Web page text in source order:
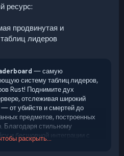
ресурс:
продвинутая и
лидеров
— самую
систему таблиц лидеров,
Rust! Поднимите дух
отслеживая широкий
— от убийств и смертей до
предметов, построенных
Благодаря стильному
и бесшовной интеграции с
UltimateLeaderboard
раскрыть...